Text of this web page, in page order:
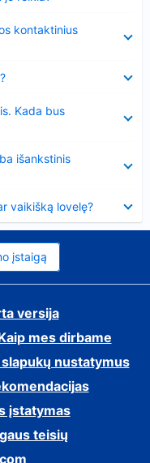
kontaktinius
Kada bus
išankstinis
vaikišką lovelę?
įstaigą
versija
mes dirbame
nustatymus
įstatymas
teisių